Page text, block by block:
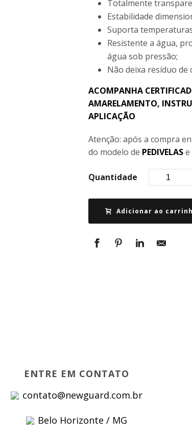
Totalmente
Estabilidade
Suporta temperaturas
Resistente a água,
água sob pressão;
Não deixa resíduo
ACOMPANHA
AMARELAMENTO,
APLICAÇÃO
Atenção: após a compra
do modelo de PEDIVELASe
Quantidade
Adicionar ao
ENTRE EM CONTATO
contato@newguard.com.br
Belo Horizonte / MG